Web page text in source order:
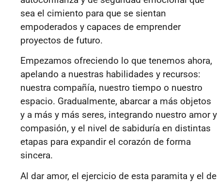
sea el cimiento para que se sientan
empoderados y capaces de emprender
proyectos de futuro.
Empezamos ofreciendo lo que tenemos ahora,
apelando a nuestras habilidades y recursos:
nuestra compañía, nuestro tiempo o nuestro
espacio. Gradualmente, abarcar a más objetos
y a más y más seres, integrando nuestro amor y
compasión, y el nivel de sabiduría en distintas
etapas para expandir el corazón de forma
sincera.
Al dar amor, el ejercicio de esta paramita y el de